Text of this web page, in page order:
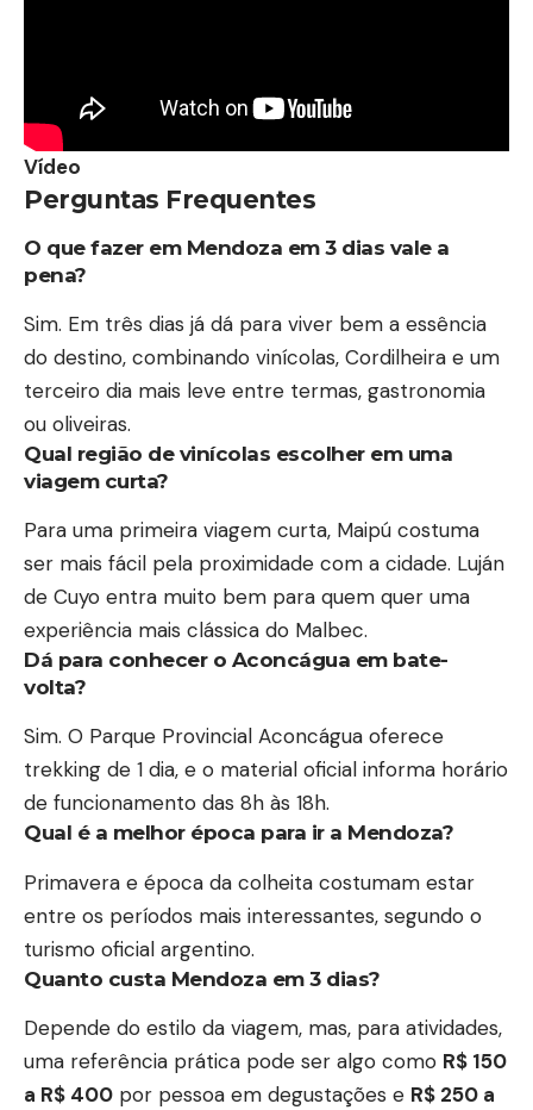
Vídeo
Perguntas Frequentes
O que fazer em Mendoza em 3 dias vale a
pena?
Sim. Em três dias já dá para viver bem a essência
do destino, combinando vinícolas, Cordilheira e um
terceiro dia mais leve entre termas, gastronomia
ou oliveiras.
Qual região de vinícolas escolher em uma
viagem curta?
Para uma primeira viagem curta, Maipú costuma
ser mais fácil pela proximidade com a cidade. Luján
de Cuyo entra muito bem para quem quer uma
experiência mais clássica do Malbec.
Dá para conhecer o Aconcágua em bate-
volta?
Sim. O Parque Provincial Aconcágua oferece
trekking de 1 dia, e o material oficial informa horário
de funcionamento das 8h às 18h.
Qual é a melhor época para ir a Mendoza?
Primavera e época da colheita costumam estar
entre os períodos mais interessantes, segundo o
turismo oficial argentino.
Quanto custa Mendoza em 3 dias?
Depende do estilo da viagem, mas, para atividades,
uma referência prática pode ser algo como R$ 150
a R$ 400 por pessoa em degustações e R$ 250 a